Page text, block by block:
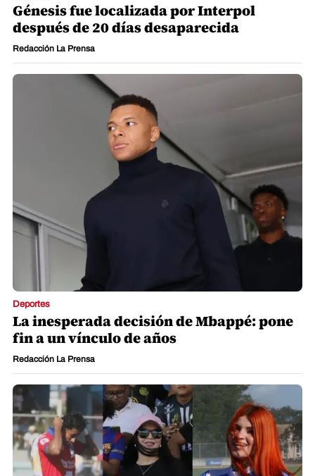
Génesis fue localizada por Interpol
después de 20 días desaparecida
Redacción La Prensa
Deportes
La inesperada decisión de Mbappé: pone
fin a un vínculo de años
Redacción La Prensa